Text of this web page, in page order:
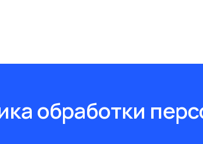
обработки